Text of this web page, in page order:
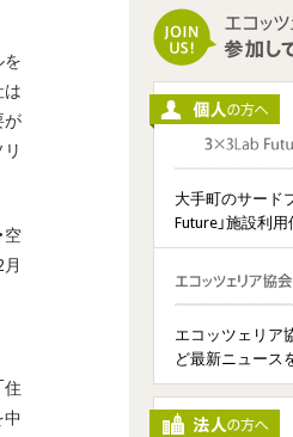
を
は
が
空
住
中
大手町のサード
Future」施設利
エコッツェリア
ど最新ニュース